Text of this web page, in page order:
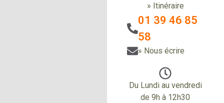
» Itinéraire
01 39 46 85
58
» Nous écrire
Du Lundi au vendredi
de 9h à 12h30